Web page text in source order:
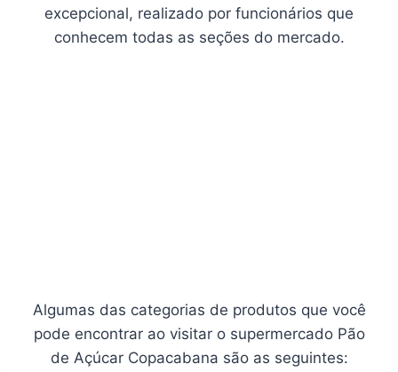
excepcional, realizado por funcionários que
conhecem todas as seções do mercado.
Algumas das categorias de produtos que você
pode encontrar ao visitar o supermercado Pão
de Açúcar Copacabana são as seguintes: